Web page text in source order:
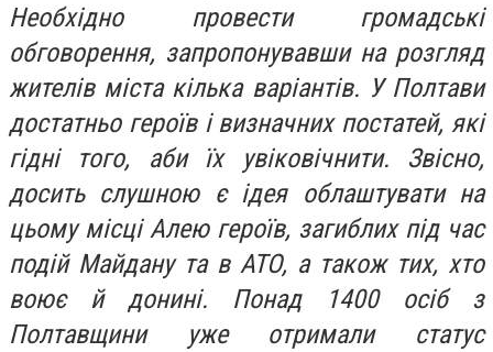
Необхідно провести громадські
обговорення, запропонувавши на розгляд
жителів міста кілька варіантів. У Полтави
достатньо героїв і визначних постатей, які
гідні того, аби їх увіковічнити. Звісно,
досить слушною є ідея облаштувати на
цьому місці Алею героїв, загиблих під час
подій Майдану та в АТО, а також тих, хто
воює й донині. Понад 1400 осіб з
Полтавщини уже отримали статус